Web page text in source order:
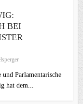
BEI
und Parlamentarische
hat dem...